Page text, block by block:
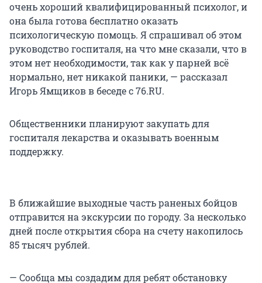
очень хороший квалифицированный психолог, и
она была готова бесплатно оказать
психологическую помощь. Я спрашивал об этом
руководство госпиталя, на что мне сказали, что в
этом нет необходимости, так как у парней всё
нормально, нет никакой паники, — рассказал
Игорь Ямщиков в беседе с 76.RU.
Общественники планируют закупать для
госпиталя лекарства и оказывать военным
поддержку.
В ближайшие выходные часть раненых бойцов
отправится на экскурсии по городу. За несколько
дней после открытия сбора на счету накопилось
85 тысяч рублей.
— Сообща мы создадим для ребят обстановку